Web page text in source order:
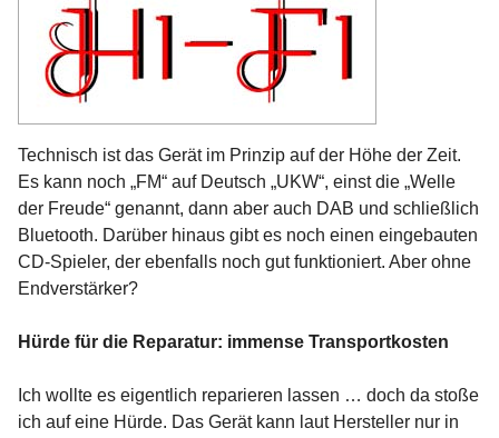
Technisch ist das Gerät im Prinzip auf der Höhe der Zeit.
Es kann noch „FM“ auf Deutsch „UKW“, einst die „Welle
der Freude“ genannt, dann aber auch DAB und schließlich
Bluetooth. Darüber hinaus gibt es noch einen eingebauten
CD-Spieler, der ebenfalls noch gut funktioniert. Aber ohne
Endverstärker?
Hürde für die Reparatur: immense Transportkosten
Ich wollte es eigentlich reparieren lassen … doch da stoße
ich auf eine Hürde. Das Gerät kann laut Hersteller nur in